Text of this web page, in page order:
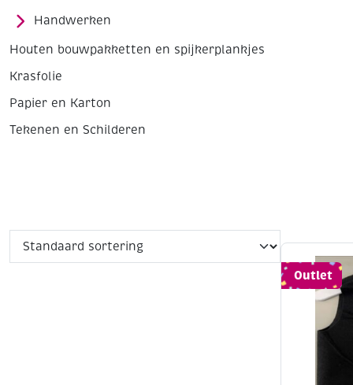
Handwerken
Houten bouwpakketten en spijkerplankjes
Krasfolie
Papier en Karton
Tekenen en Schilderen
Outlet